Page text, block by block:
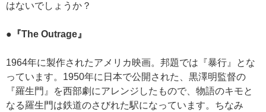
はないでしょうか？
●『The Outrage』
1964年に製作されたアメリカ映画。邦題では『暴行』とな
っています。1950年に日本で公開された、黒澤明監督の
『羅生門』を西部劇にアレンジしたもので、物語のキモと
なる羅生門は鉄道のさびれた駅になっています。ちなみ